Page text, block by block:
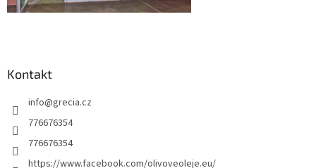
Kontakt
info@grecia.cz
776676354
776676354
https://www.facebook.com/olivoveoleje.eu/